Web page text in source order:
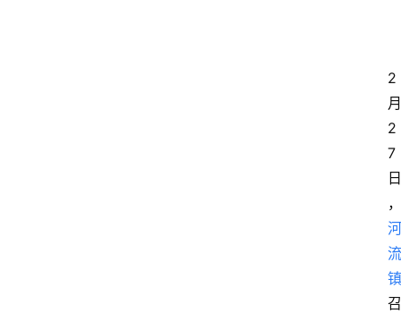
2
月
2
7
日
，
河
流
镇
召